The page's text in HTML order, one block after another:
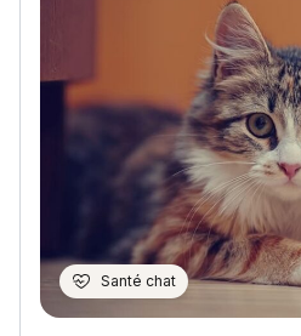
Santé chat